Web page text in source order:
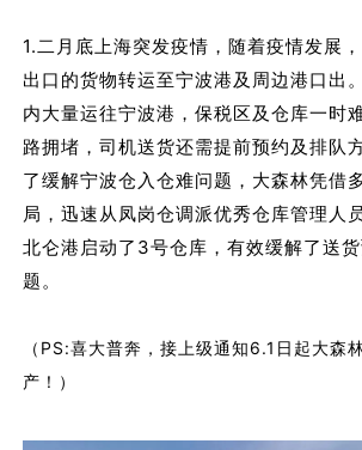
1.二月底上海突发疫情，随着疫情发展
出口的货物转运至宁波港及周边港口出
内大量运往宁波港，保税区及仓库一时
路拥堵，司机送货还需提前预约及排队
了缓解宁波仓入仓难问题，大森林凭借
局，迅速从凤岗仓调派优秀仓库管理人
北仑港启动了3号仓库，有效缓解了送
题。
（ PS:喜大普奔，接上级通知6.1日起大森
产！）